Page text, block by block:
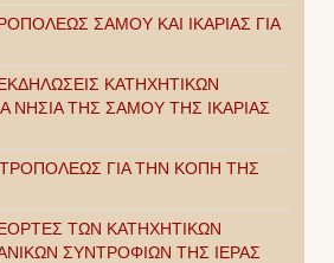
ΣΑΜΟΥ ΚΑΙ ΙΚΑΡΙΑΣ ΓΙΑ
ΚΑΤΗΧΗΤΙΚΩΝ
ΝΗΣΙΑ ΤΗΣ ΣΑΜΟΥ ΤΗΣ ΙΚΑΡΙΑΣ
ΓΙΑ ΤΗΝ ΚΟΠΗ ΤΗΣ
ΤΩΝ ΚΑΤΗΧΗΤΙΚΩΝ
ΣΥΝΤΡΟΦΙΩΝ ΤΗΣ ΙΕΡΑΣ